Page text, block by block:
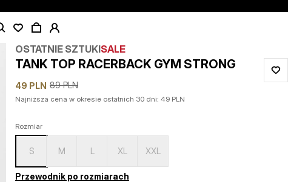
OSTATNIE SZTUKISALE
TANK TOP RACERBACK GYM STRONG
49 PLN 89 PLN
Najniższa cena w okresie ostatnich 30 dni: 49 PLN
Rozmiar
S M L XL XXL
Przewodnik po rozmiarach